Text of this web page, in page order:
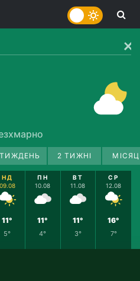
ТИЖДЕНЬ 2 ТИЖНІ
НД
09.08
11°
5°
ПН
10.08
11°
4°
ВТ
11.08
11°
3°
СР
12.08
16°
7°